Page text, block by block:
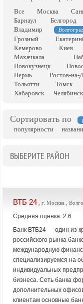
Все Москва
Барнаул
Белгород
Владимир
Волгоград
Грозный
Кемерово
Киев
Махачкала
Новокузнецк
Пермь
Ростов-на-
Тольятти
Томск
Хабаровск
Челябинск
Сортировать по
популярности
ВЫБЕРИТЕ РАЙОН
ВТБ 24 , г. Москва ,
Средняя оценка: 2.6
Банк ВТБ24 — один из
российского рынка
международную
специализируемся на
индивидуальных
бизнеса. Сеть банка
дополнительных
клиентам основные